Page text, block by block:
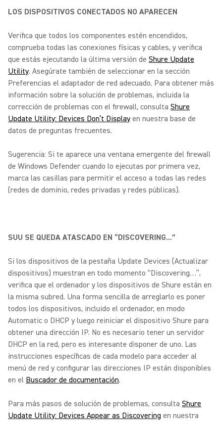
LOS DISPOSITIVOS CONECTADOS NO APARECEN
Verifica que todos los componentes estén encendidos,
comprueba todas las conexiones físicas y cables, y verifica
que estás ejecutando la última versión de Shure Update
Utility. Asegúrate también de seleccionar en la sección
Preferencias el adaptador de red adecuado. Para obtener más
información sobre la solución de problemas, incluida la
corrección de problemas con el firewall, consulta Shure
Update Utility: Devices Don’t Display en nuestra base de
datos de preguntas frecuentes.
Sugerencia: Si te aparece una ventana emergente del firewall
de Windows Defender cuando lo ejecutas por primera vez,
marca las casillas para permitir el acceso a todas las redes
(redes de dominio, redes privadas y redes públicas).
SUU SE QUEDA ATASCADO EN “DISCOVERING...”
Si los dispositivos de la pestaña Update Devices (Actualizar
dispositivos) muestran en todo momento “Discovering…”,
verifica que el ordenador y los dispositivos de Shure están en
la misma subred. Una forma sencilla de arreglarlo es poner
todos los dispositivos, incluido el ordenador, en modo
Automatic o DHCP y luego reiniciar el dispositivo Shure para
obtener una dirección IP. No es necesario tener un servidor
DHCP en la red, pero es interesante disponer de uno. Las
instrucciones específicas de cada modelo para acceder al
menú de red y configurar las direcciones IP están disponibles
en el Buscador de documentación.
Para más pasos de solución de problemas, consulta Shure
Update Utility: Devices Appear as Discovering en nuestra